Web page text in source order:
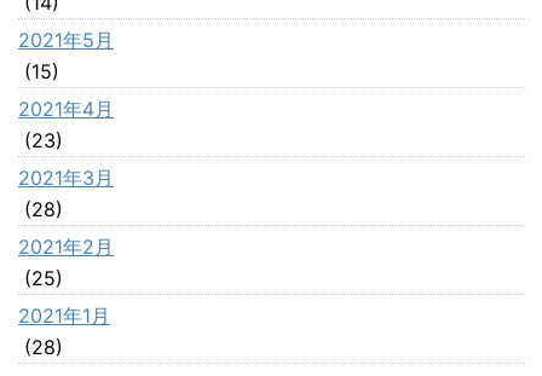
2021年5月
(15)
2021年4月
(23)
2021年3月
(28)
2021年2月
(25)
2021年1月
(28)